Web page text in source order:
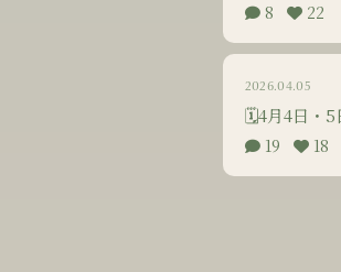
8 22
2026.04.05
🗓4月4日・5
19 18